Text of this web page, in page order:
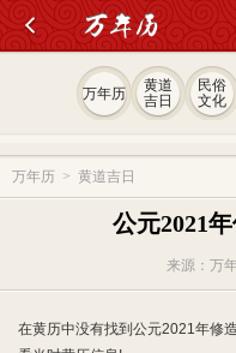
万年历
黄道
吉日
民俗
文化
万年历 > 黄道吉日
公元2021
来源：万
在黄历中没有找到公元2021年修